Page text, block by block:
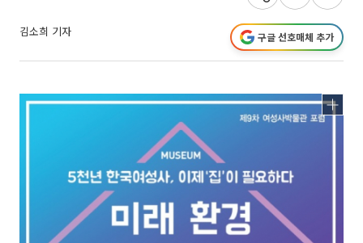
김소희 기자 구글 선호매체 추가